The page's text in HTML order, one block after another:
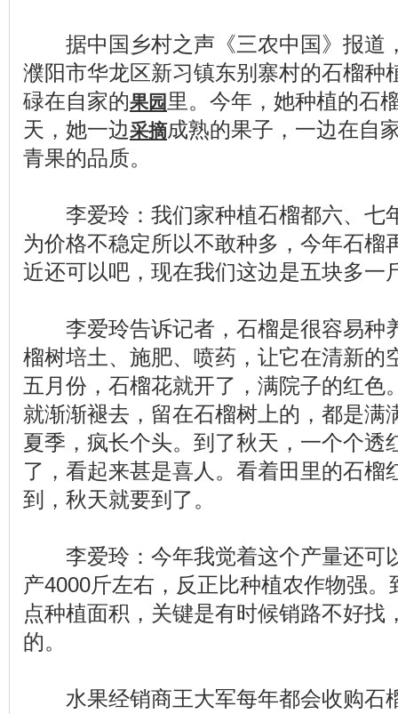
据中国乡村之声《三农中国》报道
濮阳市华龙区新习镇东别寨村的石榴种
碌在自家的果园 里。今年，她种植的石
天，她一边采摘成熟的果子，一边在自
青果的品质。
李爱玲：我们家种植石榴都六、七
为价格不稳定所以不敢种多，今年石榴
近还可以吧，现在我们这边是五块多一
李爱玲告诉记者，石榴是很容易种
榴树培土、施肥、喷药，让它在清新的
五月份，石榴花就开了，满院子的红色
就渐渐褪去，留在石榴树上的，都是满
夏季，疯长个头。到了秋天，一个个透
了，看起来甚是喜人。看着田里的石榴
到，秋天就要到了。
李爱玲：今年我觉着这个产量还可
产4000斤左右，反正比种植农作物强
点种植面积，关键是有时候销路不好找
的。
水果经销商王大军每年都会收购石